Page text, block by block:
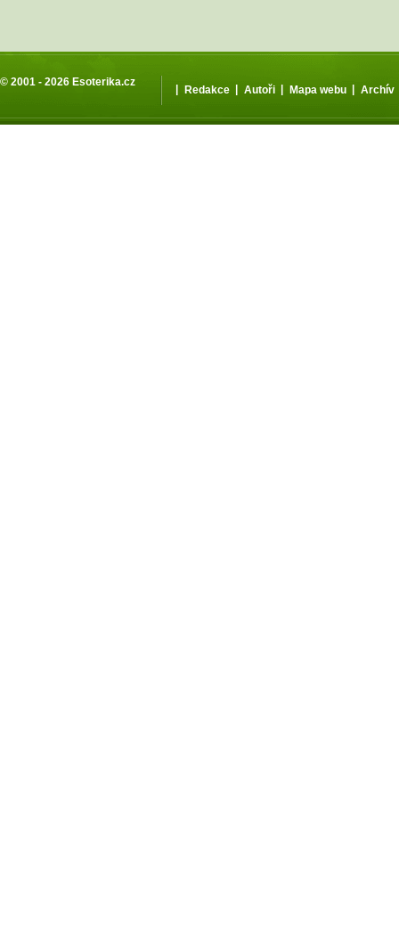
© 2001 - 2026 Esoterika.cz
| Redakce | Autoři | Mapa webu | Archív